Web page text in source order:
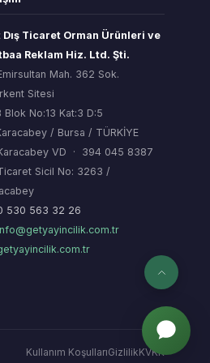
Dış Ticaret Orman Ürünleri ve
Reklam Hiz. Ltd. Şti.
Mah. 362 Sok.
Sitesi
No:13 Kat:3 D:5
/ Bursa / TÜRKİYE
VD · 394 045 8387
Sicil No: 3263 /
530 563 32 26
Kullanım KoşullarıGizlilikKVKK
AI
Asistanı